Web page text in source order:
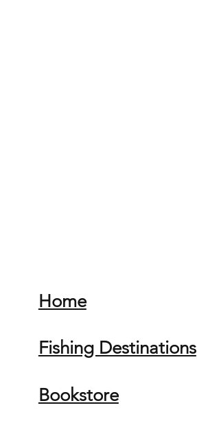
Home
Fishing Destinations
Bookstore